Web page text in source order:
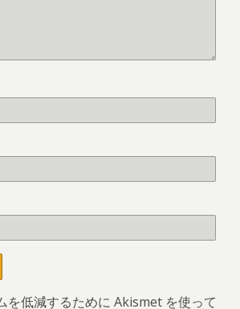
を低減するために Akismet を使って